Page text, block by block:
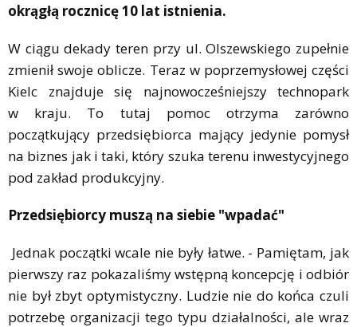
okrągłą rocznicę 10 lat istnienia.
W ciągu dekady teren przy ul. Olszewskiego zupełnie
zmienił swoje oblicze. Teraz w poprzemysłowej części
Kielc znajduje się najnowocześniejszy technopark
w kraju. To tutaj pomoc otrzyma zarówno
początkujący przedsiębiorca mający jedynie pomysł
na biznes jak i taki, który szuka terenu inwestycyjnego
pod zakład produkcyjny.
Przedsiębiorcy muszą na siebie "wpadać"
Jednak początki wcale nie były łatwe. - Pamiętam, jak
pierwszy raz pokazaliśmy wstępną koncepcję i odbiór
nie był zbyt optymistyczny. Ludzie nie do końca czuli
potrzebę organizacji tego typu działalności, ale wraz